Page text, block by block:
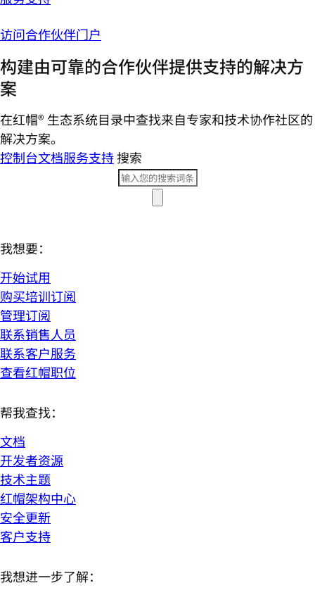
访问合作伙伴门户
构建由可靠的合作伙伴提供支持的解决方
案
在红帽® 生态系统目录中查找来自专家和技术协作社区的
解决方案。
控制台文档服务支持搜索
我想要：
开始试用
购买培训订阅
管理订阅
联系销售人员
联系客户服务
查看红帽职位
帮我查找：
文档
开发者资源
技术主题
红帽架构中心
安全更新
客户支持
我想进一步了解：